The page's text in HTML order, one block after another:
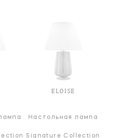
ELOISE
Настольная лампа
Signature Collection